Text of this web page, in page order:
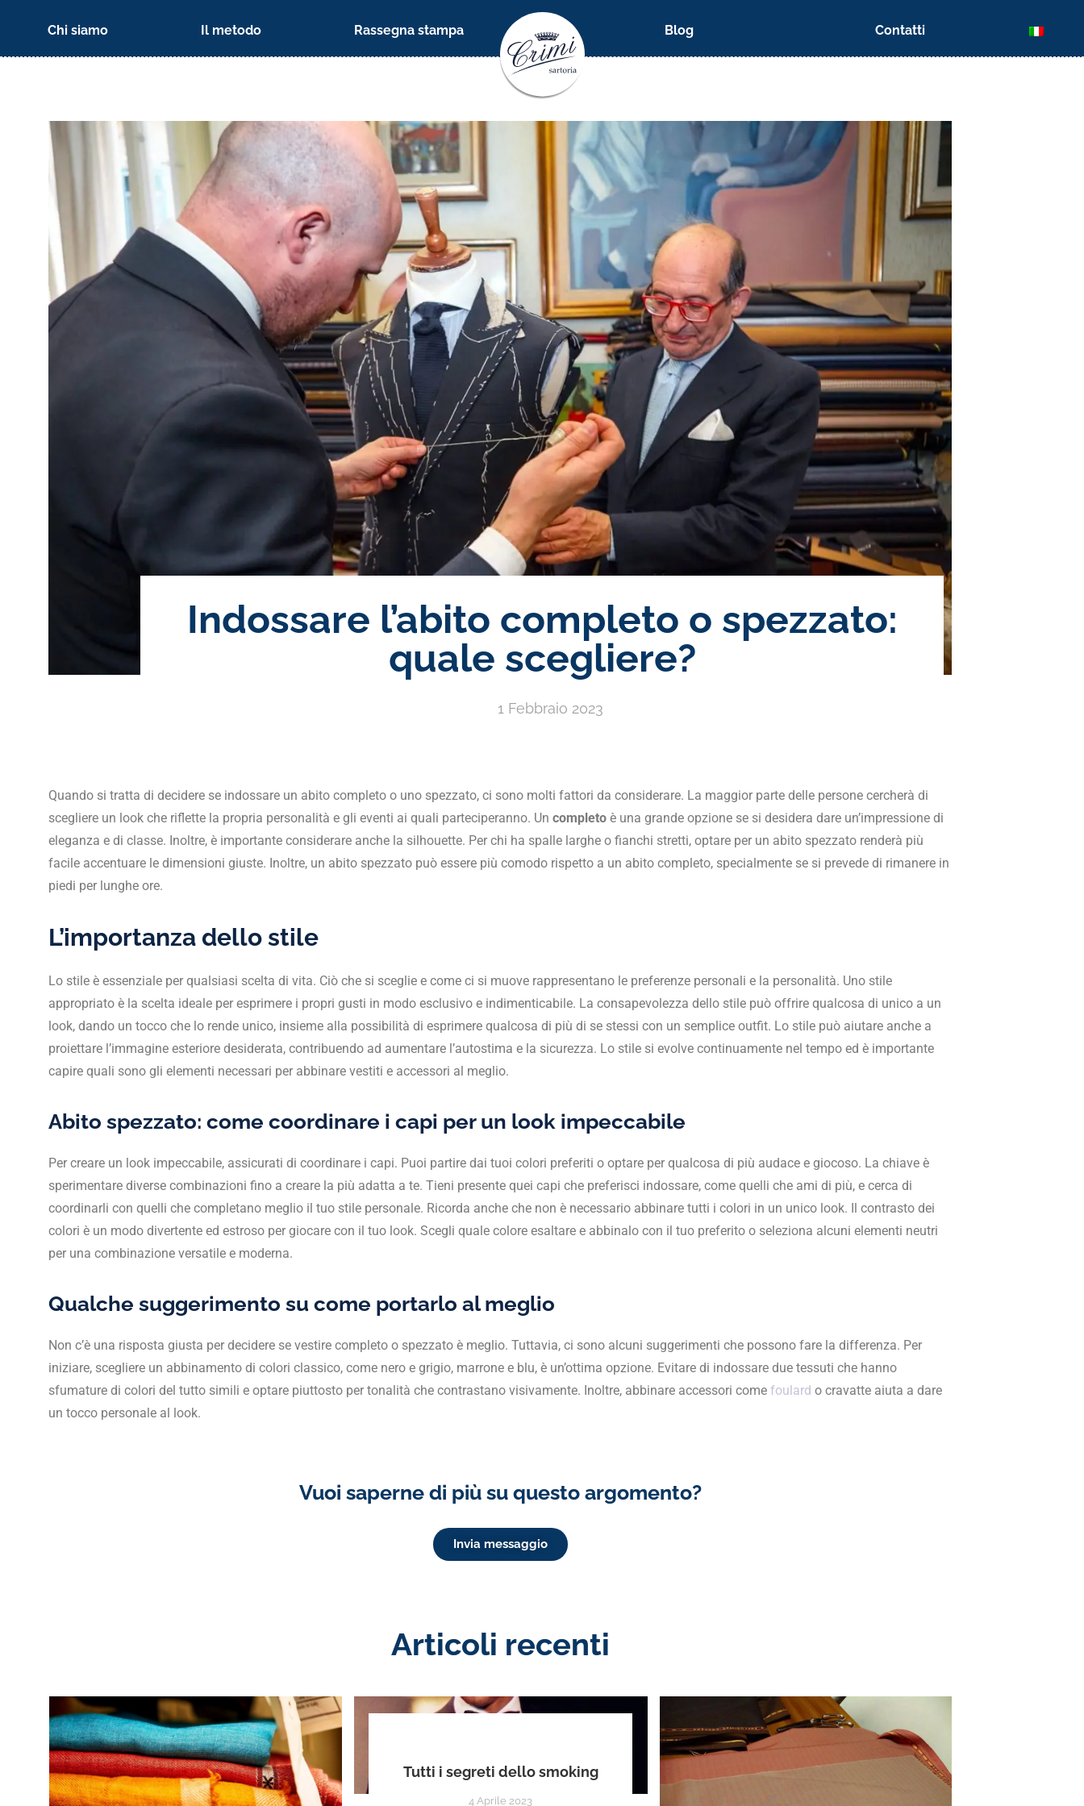
Chi siamo Il metodo Rassegna stampa Blog Contatti
Indossare l’abito completo o spezzato:
quale scegliere?
1 Febbraio 2023
Quando si tratta di decidere se indossare un abito completo o uno spezzato, ci sono molti fattori da considerare. La maggior parte delle persone cercherà di
scegliere un look che riflette la propria personalità e gli eventi ai quali parteciperanno. Un completo è una grande opzione se si desidera dare un’impressione di
eleganza e di classe. Inoltre, è importante considerare anche la silhouette. Per chi ha spalle larghe o fianchi stretti, optare per un abito spezzato renderà più
facile accentuare le dimensioni giuste. Inoltre, un abito spezzato può essere più comodo rispetto a un abito completo, specialmente se si prevede di rimanere in
piedi per lunghe ore.
L’importanza dello stile
Lo stile è essenziale per qualsiasi scelta di vita. Ciò che si sceglie e come ci si muove rappresentano le preferenze personali e la personalità. Uno stile
appropriato è la scelta ideale per esprimere i propri gusti in modo esclusivo e indimenticabile. La consapevolezza dello stile può offrire qualcosa di unico a un
look, dando un tocco che lo rende unico, insieme alla possibilità di esprimere qualcosa di più di se stessi con un semplice outfit. Lo stile può aiutare anche a
proiettare l’immagine esteriore desiderata, contribuendo ad aumentare l’autostima e la sicurezza. Lo stile si evolve continuamente nel tempo ed è importante
capire quali sono gli elementi necessari per abbinare vestiti e accessori al meglio.
Abito spezzato: come coordinare i capi per un look impeccabile
Per creare un look impeccabile, assicurati di coordinare i capi. Puoi partire dai tuoi colori preferiti o optare per qualcosa di più audace e giocoso. La chiave è
sperimentare diverse combinazioni fino a creare la più adatta a te. Tieni presente quei capi che preferisci indossare, come quelli che ami di più, e cerca di
coordinarli con quelli che completano meglio il tuo stile personale. Ricorda anche che non è necessario abbinare tutti i colori in un unico look. Il contrasto dei
colori è un modo divertente ed estroso per giocare con il tuo look. Scegli quale colore esaltare e abbinalo con il tuo preferito o seleziona alcuni elementi neutri
per una combinazione versatile e moderna.
Qualche suggerimento su come portarlo al meglio
Non c’è una risposta giusta per decidere se vestire completo o spezzato è meglio. Tuttavia, ci sono alcuni suggerimenti che possono fare la differenza. Per
iniziare, scegliere un abbinamento di colori classico, come nero e grigio, marrone e blu, è un’ottima opzione. Evitare di indossare due tessuti che hanno
sfumature di colori del tutto simili e optare piuttosto per tonalità che contrastano visivamente. Inoltre, abbinare accessori come foulard o cravatte aiuta a dare
un tocco personale al look.
Vuoi saperne di più su questo argomento?
Invia messaggio
Articoli recenti
Tutti i segreti dello smoking
4 Aprile 2023